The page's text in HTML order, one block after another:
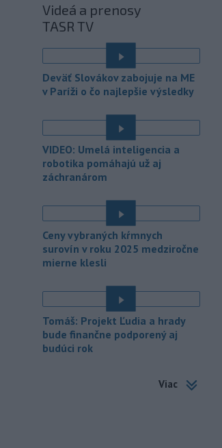
18:19 - Polícia v súčinnosti s ďalšími
záchrannými zložkami zasahuje
termálnom kúpalisku v Diakovciach.
- V dunajských prístavoch v
Bratislave, Komárne a Štúrove v
prvom polroku 2026 zaznamenali
kajutových a výletných plavidiel.
17:28 - Republikánmi ovládaný výbor
amerického Senátu vo štvrtok
označil lekára Anthonyho Fauciho za
právomociam Kongresu.
17:14 - Jemenskí povstalci húsíovia
vo štvrtok pri raketových a
dronovýchútokoch zabili najmenej 38
zranili, uviedli pre agentúru AFP
zdroje zo zdravotníckych služieb.
16:35 - Európska komisia (EK)
monitoruje situáciu a posudzuje
národných parkov. Zároveň posudzuje
Videá a prenosy
TASR TV
Deväť Slovákov zabojuje na ME
v Paríži o čo najlepšie výsledky
VIDEO: Umelá inteligencia a
robotika pomáhajú už aj
záchranárom
Ceny vybraných kŕmnych
surovín v roku 2025 medziročne
mierne klesli
Tomáš: Projekt Ľudia a hrady
bude finančne podporený aj
budúci rok
Viac